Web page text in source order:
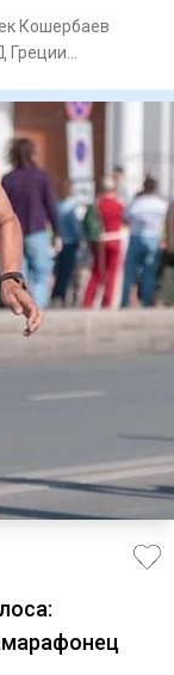
Кошербаев
Греции